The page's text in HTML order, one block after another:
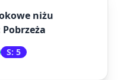
niżu
S: 5